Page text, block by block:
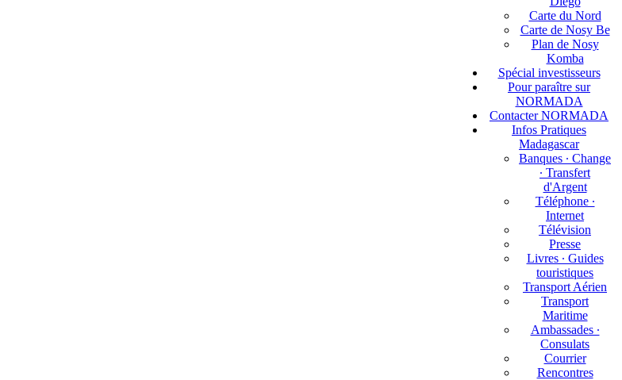
Carte du Nord
Carte de Nosy Be
Plan de Nosy
Komba
Spécial investisseurs
Pour paraître sur
NORMADA
Contacter NORMADA
Infos Pratiques
Madagascar
Banques ∙ Change
∙ Transfert
d'Argent
Téléphone ∙
Internet
Télévision
Presse
Livres ∙ Guides
touristiques
Transport Aérien
Transport
Maritime
Ambassades ∙
Consulats
Courrier
Rencontres